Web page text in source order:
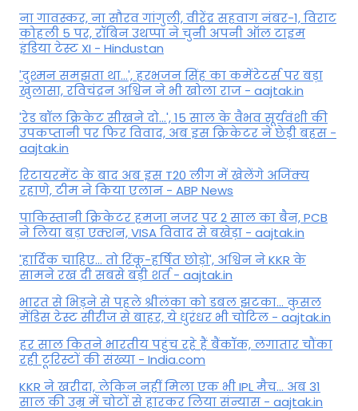
ना गावस्कर, ना सौरव गांगुली, वीरेंद्र सहवाग नंबर-1, विराट
कोहली 5 पर, रॉबिन उथप्पा ने चुनी अपनी ऑल टाइम
इंडिया टेस्ट XI - Hindustan
'दुश्मन समझता था...', हरभजन सिंह का कमेंटेटर्स पर बड़ा
खुलासा, रव‍िचंद्रन अश्विन ने भी खोला राज - aajtak.in
'रेड बॉल क्रिकेट सीखने दो...', 15 साल के वैभव सूर्यवंशी की
उपकप्तानी पर फ‍िर व‍िवाद, अब इस क्रिकेटर ने छेड़ी बहस -
aajtak.in
रिटायरमेंट के बाद अब इस T20 लीग में खेलेंगे अजिंक्य
रहाणे, टीम ने किया एलान - ABP News
पाकिस्तानी क्रिकेटर हमजा नजर पर 2 साल का बैन, PCB
ने ल‍िया बड़ा एक्शन, VISA व‍िवाद से बखेड़ा - aajtak.in
'हार्दिक चाहिए... तो रिंकू-हर्षित छोड़ो', अश्विन ने KKR के
सामने रख दी सबसे बड़ी शर्त - aajtak.in
भारत से भिड़ने से पहले श्रीलंका को डबल झटका... कुसल
मेंडिस टेस्ट सीरीज से बाहर, ये धुरंधर भी चोटिल - aajtak.in
हर साल कितने भारतीय पहुंच रहे हैं बैंकॉक, लगातार चौंका
रही टूरिस्टों की संख्या - India.com
KKR ने खरीदा, लेकिन नहीं मिला एक भी IPL मैच... अब 31
साल की उम्र में चोटों से हारकर लिया संन्यास - aajtak.in